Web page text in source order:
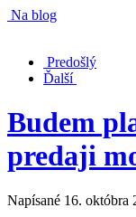
Na blog
Predošlý
Ďalší
Budem
predaji
Napísané 16. októbra